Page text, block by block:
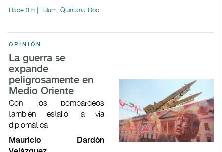
Hace 3 h | Tulum, Quintana Roo
OPINIÓN
La guerra se
expande
peligrosamente en
Medio Oriente
Con los bombardeos
también estalló la vía
diplomática
Mauricio Dardón